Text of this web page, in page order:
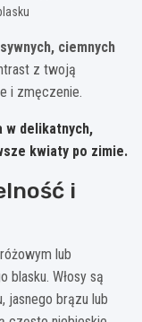
ciemnych
z twoją
i zmęczenie.
w delikatnych,
kwiaty po zimie.
i
lub
blasku. Włosy są
jasnego brązu lub